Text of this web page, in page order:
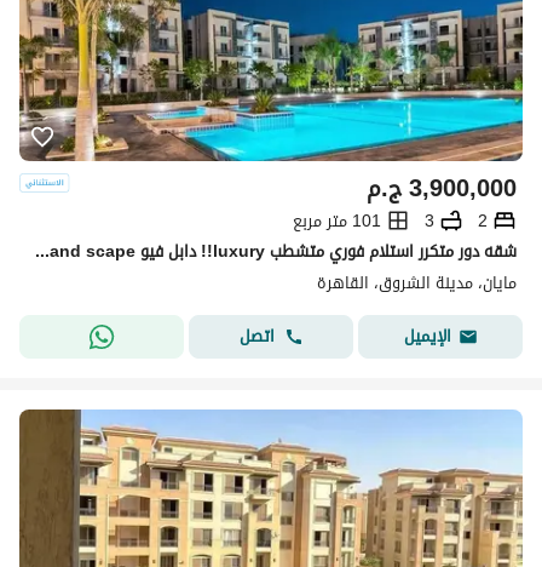
ج.م3,900,000
2
3
101 متر مربع
شقه دور متكرر استلام فوري متشطب luxury!! دابل فيو pool+land scape تقسيمه رائعه باسهل خطط سداد بدون ضغط وتقسيط 10سـ بجوا لافيستا باتيو كازا + سوان ليك
مايان، مدينة الشروق، القاهرة
الإيميل
اتصل